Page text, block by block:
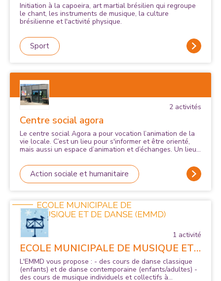
Initiation à la capoeira, art martial brésilien qui regroupe
le chant, les instruments de musique, la culture
brésilienne et l'activité physique.
Sport
2 activités
Centre social agora
Le centre social Agora a pour vocation l’animation de la
vie locale. C’est un lieu pour s'informer et être orienté,
mais aussi un espace d’animation et d’échanges. Un lieu
s’impliquent dans la vie des quartiers et où ils peuvent
consulter des professionnels par l'intermédiaire des
nombreuses permanences. Une équipe disponible
que de l’organisation.
Action sociale et humanitaire
1 activité
ECOLE MUNICIPALE DE MUSIQUE ET
DE DANSE (EMMD)
L'EMMD vous propose : - des cours de danse classique
(enfants) et de danse contemporaine (enfants/adultes) -
des cours de musique individuels et collectifs à